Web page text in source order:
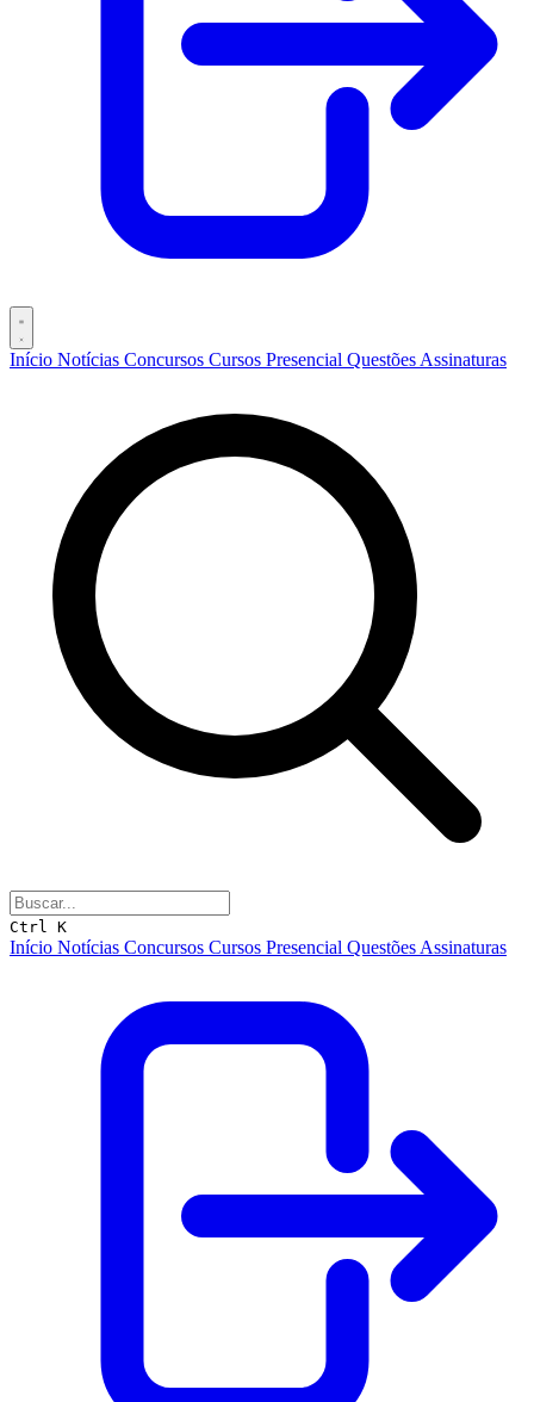
Início Notícias Concursos Cursos Presencial Questões Assinaturas
Ctrl K
Início Notícias Concursos Cursos Presencial Questões Assinaturas